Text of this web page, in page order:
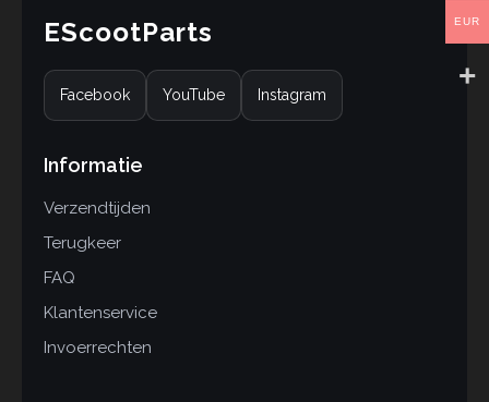
EScootParts
Facebook YouTube Instagram
Informatie
Verzendtijden
Terugkeer
FAQ
Klantenservice
Invoerrechten
EUR